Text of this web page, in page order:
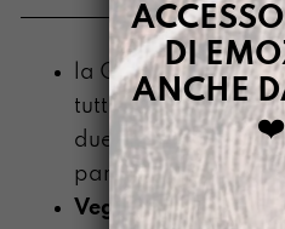
la Gazpacha
tutto ciò che serve
due piedi…e
pancia.
Vegan
DI
ANCHE
❤️